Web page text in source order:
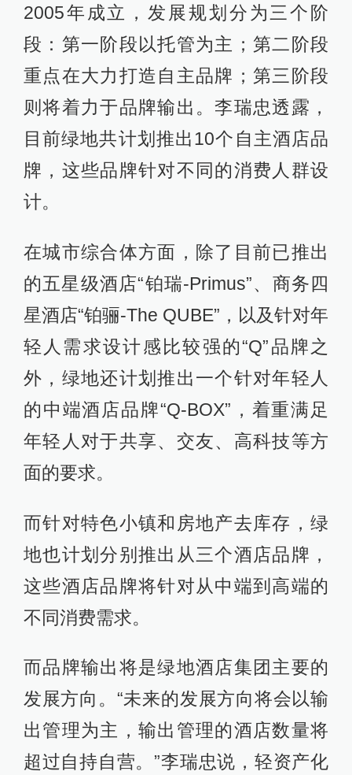
2005年成立，发展规划分为三个阶
段：第一阶段以托管为主；第二阶段
重点在大力打造自主品牌；第三阶段
则将着力于品牌输出。李瑞忠透露，
目前绿地共计划推出10个自主酒店品
牌，这些品牌针对不同的消费人群设
计。
在城市综合体方面，除了目前已推出
的五星级酒店“铂瑞-Primus”、商务四
星酒店“铂骊-The QUBE”，以及针对年
轻人需求设计感比较强的“Q”品牌之
外，绿地还计划推出一个针对年轻人
的中端酒店品牌“Q-BOX”，着重满足
年轻人对于共享、交友、高科技等方
面的要求。
而针对特色小镇和房地产去库存，绿
地也计划分别推出从三个酒店品牌，
这些酒店品牌将针对从中端到高端的
不同消费需求。
而品牌输出将是绿地酒店集团主要的
发展方向。“未来的发展方向将会以输
出管理为主，输出管理的酒店数量将
超过自持自营。”李瑞忠说，轻资产化